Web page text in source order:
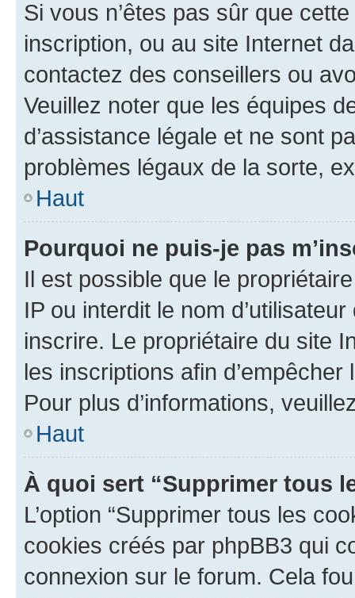
Si vous n’êtes pas sûr que
inscription, ou au site Internet
contactez des conseillers ou
Veuillez noter que les équipes
d’assistance légale et ne sont
problèmes légaux de la sorte,
Haut
Pourquoi ne puis-je pas
Il est possible que le
IP ou interdit le nom
inscrire. Le propriétaire du site
les inscriptions afin
Pour plus d’informations,
Haut
À quoi sert “Supprimer tous
L’option “Supprimer tous les
cookies créés par phpBB3 qui
connexion sur le forum. Cela